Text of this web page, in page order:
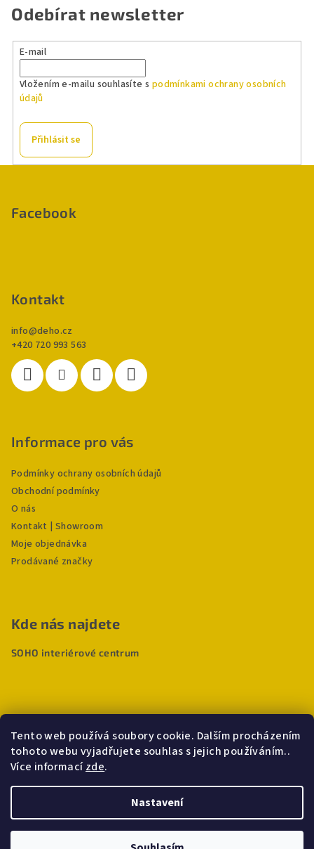
Tento web používá soubory cookie. Dalším procházením
tohoto webu vyjadřujete souhlas s jejich používáním..
Více informacízde.
Nastavení
Odebírat newsletter
E-mail
Vložením e-mailu souhlasíte s podmínkami ochrany osobních
údajů
Přihlásit se
Facebook
Kontakt
info@deho.cz
+420 720 993 563
Informace pro vás
Podmínky ochrany osobních údajů
Obchodní podmínky
O nás
Kontakt | Showroom
Moje objednávka
Prodávané značky
Kde nás najdete
SOHO interiérové centrum